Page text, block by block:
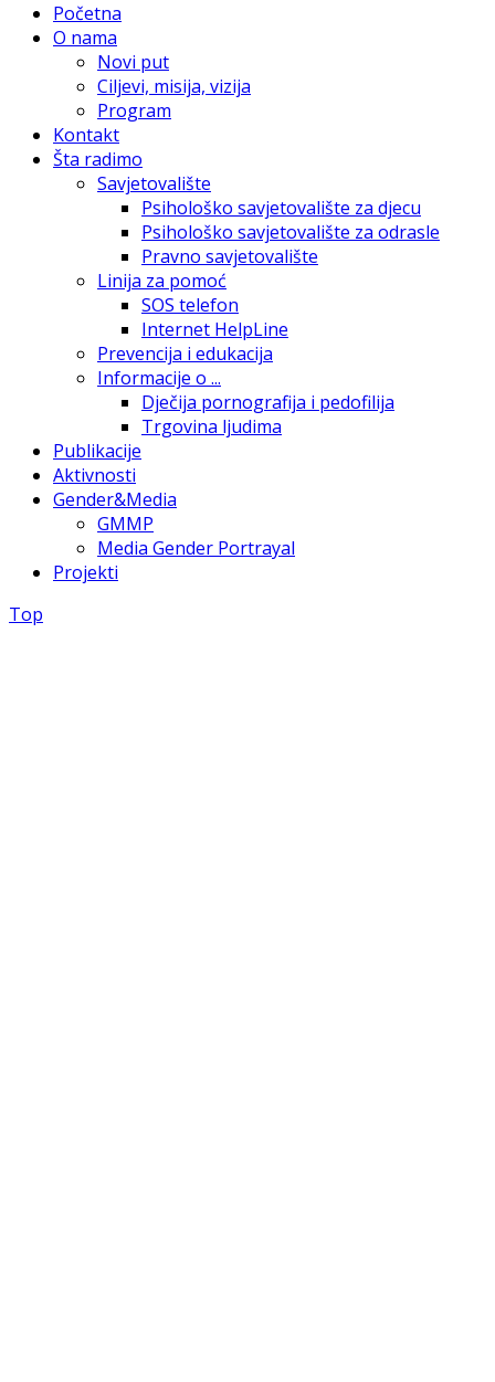
Početna
O nama
Novi put
Ciljevi, misija, vizija
Program
Kontakt
Šta radimo
Savjetovalište
Psihološko savjetovalište za djecu
Psihološko savjetovalište za odrasle
Pravno savjetovalište
Linija za pomoć
SOS telefon
Internet HelpLine
Prevencija i edukacija
Informacije o ...
Dječija pornografija i pedofilija
Trgovina ljudima
Publikacije
Aktivnosti
Gender&Media
GMMP
Media Gender Portrayal
Projekti
Top